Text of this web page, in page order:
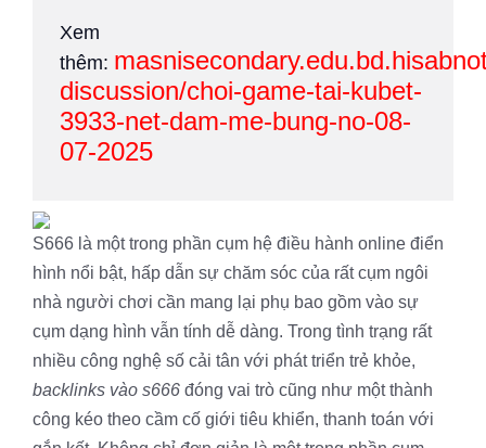
Xem
thêm:
discussion/choi-game-tai-kubet-
3933-net-dam-me-bung-no-08-
07-2025
S666 là một trong phần cụm hệ điều hành online điển
hình nổi bật, hấp dẫn sự chăm sóc của rất cụm ngôi
nhà người chơi cần mang lại phụ bao gồm vào sự
cụm dạng hình vẫn tính dễ dàng. Trong tình trạng rất
nhiều công nghệ số cải tân với phát triển trẻ khỏe,
backlinks vào s666 đóng vai trò cũng như một thành
công kéo theo cầm cố giới tiêu khiển, thanh toán với